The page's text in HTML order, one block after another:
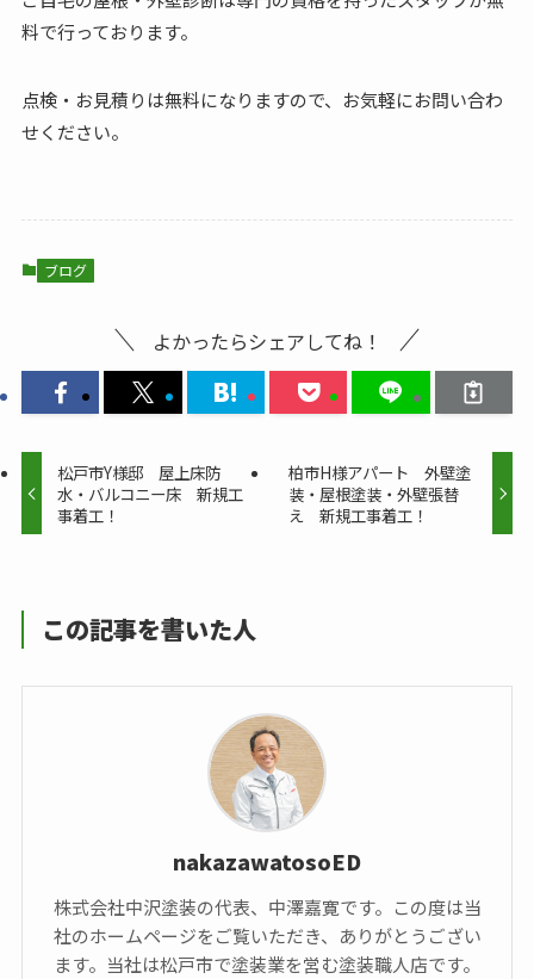
料で行っております。
点検・お見積りは無料になりますので、お気軽にお問い合わ
せください。
ブログ
よかったらシェアしてね！
松戸市Y様邸 屋上床防
水・バルコニー床 新規工
事着工！
柏市H様アパート 外壁塗
装・屋根塗装・外壁張替
え 新規工事着工！
この記事を書いた人
nakazawatosoED
株式会社中沢塗装の代表、中澤嘉寛です。この度は当
社のホームページをご覧いただき、ありがとうござい
ます。当社は松戸市で塗装業を営む塗装職人店です。